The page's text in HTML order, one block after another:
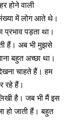
होने वाली
में लोग आते थे।
प्रभाव पड़ता था।
हैं। अब भी मुझसे
बहुत अच्छा था।
चाहते हैं। हम
रहे हैं।
है। जब भी मैं इस
हो जाती हैं। बहुत